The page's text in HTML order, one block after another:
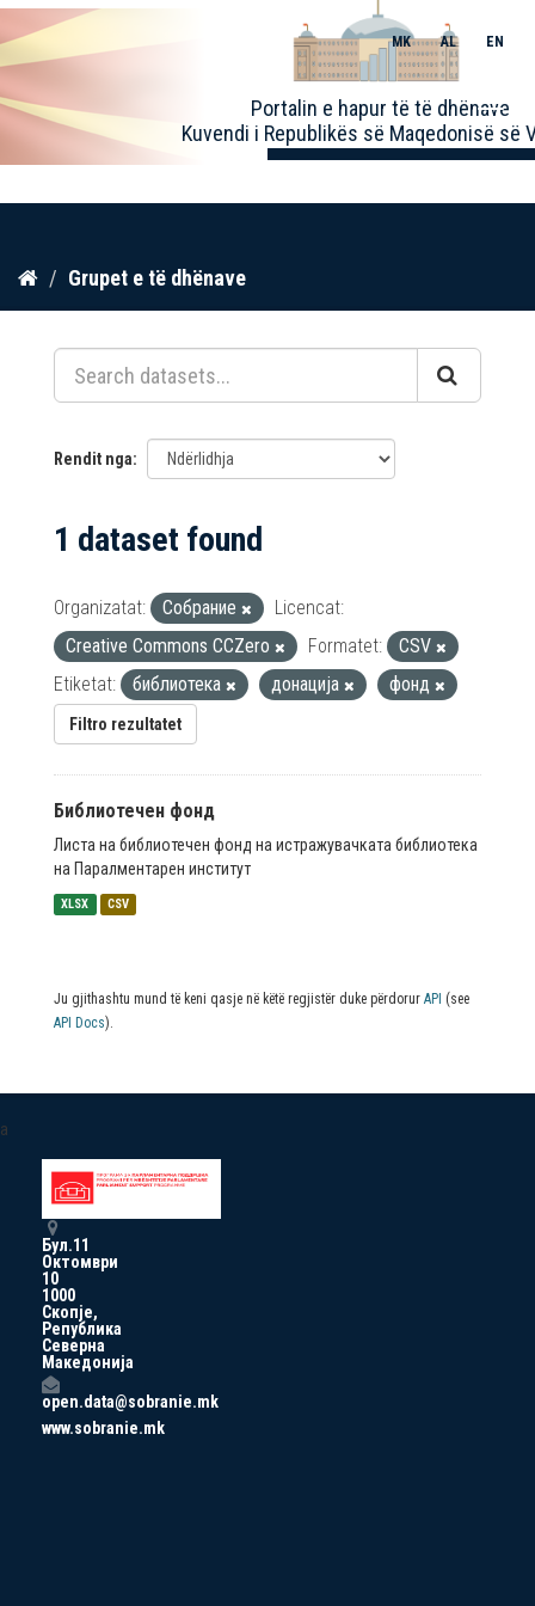
Kalo
përmbajtja
Portalin e hapur të të dhënave
Kuvendi i Republikës së Maqedonisë së
MK AL EN
Toggle
Grupet e të dhënave
Rendit nga
1 dataset found
Organizatat: Собрание
Licencat:
Creative Commons CCZero
Formatet:
CSV
Etiketat:
библиотека донација фонд
Filtro rezultatet
Библиотечен фонд
Листа на библиотечен фонд на истражувачката библиотека
на Паралментарен институт
XLSX CSV
Ju gjithashtu mund të keni qasje në këtë regjistër duke përdorur API (see
API Docs).
a
Бул.11
Октомври
10
1000
Скопје,
Република
Северна
Македонија
open.data@sobranie.mk
www.sobranie.mk